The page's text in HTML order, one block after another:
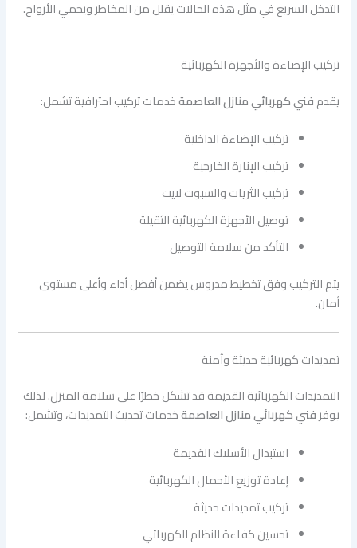
التدخل السريع في مثل هذه الحالات يقلل من المخاطر ويحمي الأرواح.
تركيب الإضاءة والأجهزة الكهربائية
يقدمفني كهربائي منازل العاصمةخدمات تركيب احترافية تشمل:
تركيب الإضاءة الداخلية
تركيب الإنارة الخارجية
تركيب الثريات والسبوت لايت
توصيل الأجهزة الكهربائية الثقيلة
التأكد من سلامة التوصيل
يتم التركيب وفق تخطيط مدروس يضمن أفضل أداء وأعلى مستوى
أمان.
تمديدات كهربائية حديثة وآمنة
التمديدات الكهربائية القديمة قد تشكل خطرًا على سلامة المنزل. لذلك
يوفرفني كهربائي منازل العاصمةخدمات تحديث التمديدات، وتشمل:
استبدال الأسلاك القديمة
إعادة توزيع الأحمال الكهربائية
تركيب تمديدات حديثة
تحسين كفاءة النظام الكهربائي